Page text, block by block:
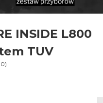
INSIDE L800
TUV
0)